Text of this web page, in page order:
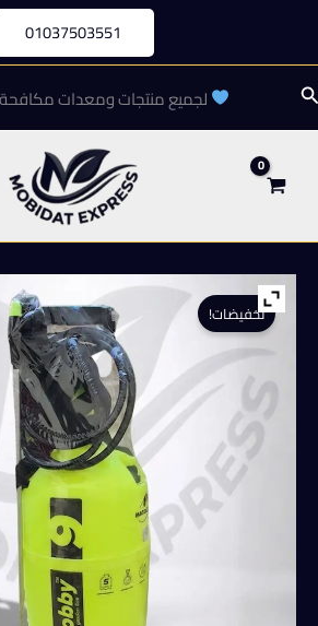
المحتوى
01037503551
البحث لجميع منتجات ومعدات
تخفيضات!